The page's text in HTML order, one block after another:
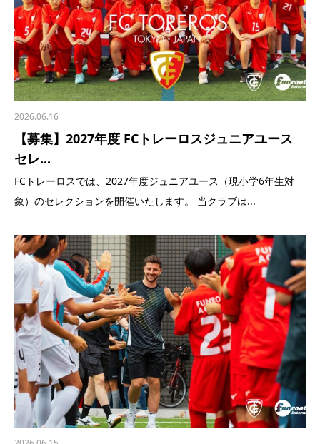
2026.06.16
【募集】2027年度 FCトレーロスジュニアユース
セレ...
FCトレーロスでは、2027年度ジュニアユース（現小学6年生対
象）のセレクションを開催いたします。 当クラブは...